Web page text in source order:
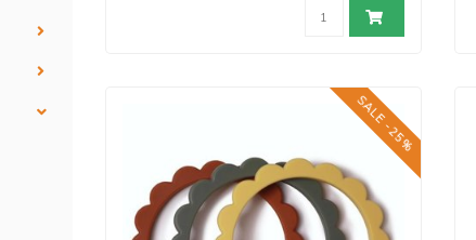
SALE -25%